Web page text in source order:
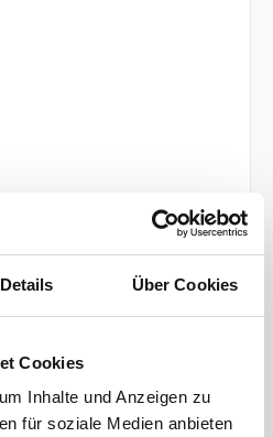
Details Über Cookies
Cookies
Inhalte und Anzeigen zu
für soziale Medien anbieten